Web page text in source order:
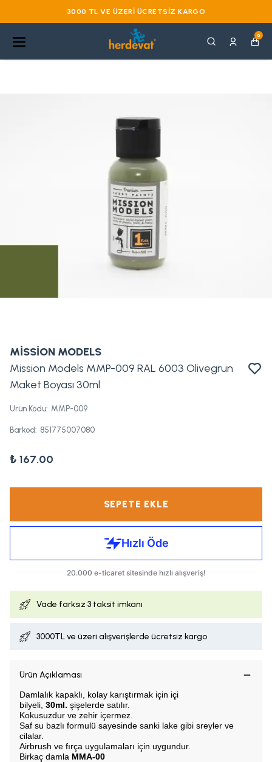
3000 TL VE ÜZERI ÜCRETSIZ KARGO
0
MİSSİON MODELS
Mission Models MMP-009 RAL 6003 Olivegrun
Maket Boyası 30ml
Ürün Kodu: MMP-009
Barkod: 851775007080
₺ 167.00
SEPETE EKLE
Vade farksız 3 taksit imkanı
3000TL ve üzeri alışverişlerde ücretsiz kargo
Ürün Açıklaması
Damlalık kapaklı, kolay karıştırmak için içi
bilyeli, 30ml. şişelerde satılır.
Kokusuzdur ve zehir içermez.
Saf su bazlı formulü sayesinde sanki lake gibi sreyler ve
cilalar.
Airbrush ve fırça uygulamaları için uygundur.
Birkaç damla MMA-00